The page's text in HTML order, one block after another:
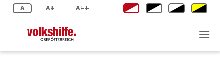
Zum
Inhalt
A A+ A++